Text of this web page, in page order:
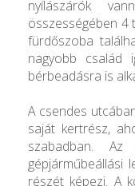
nyílászárók
összességében 4
fürdőszoba
nagyobb család
bérbeadásra is
A csendes
saját kertrész,
szabadban.
gépjárműbeállási
részét képezi. A